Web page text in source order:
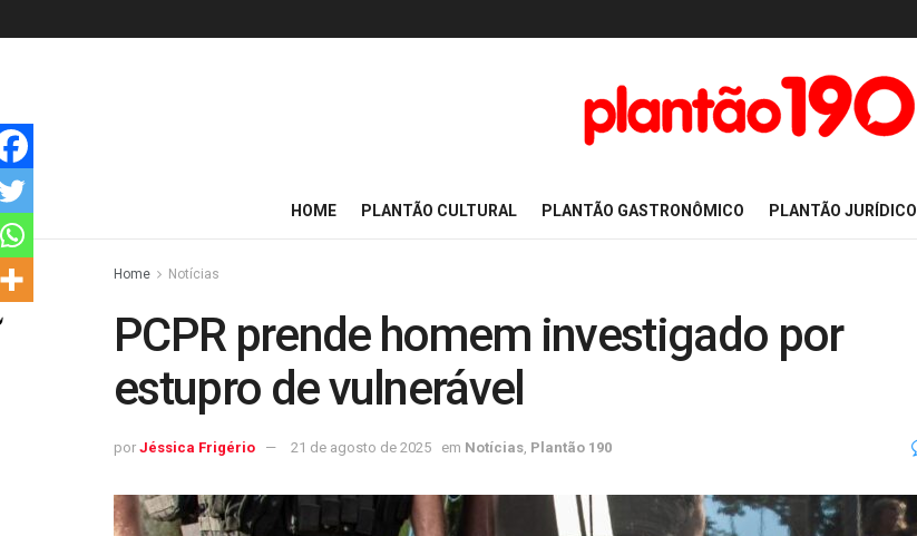
HOME PLANTÃO CULTURAL PLANTÃO GASTRONÔMICO PLANTÃO JURÍDICO
Home Notícias
PCPR prende homem investigado por
estupro de vulnerável
por Jéssica Frigério 21 de agosto de 2025 em Notícias Plantão 190